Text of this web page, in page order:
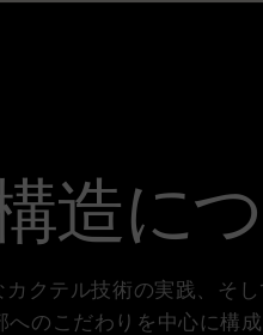
造に
クテル技術の実践、そ
のこだわりを中心に構成